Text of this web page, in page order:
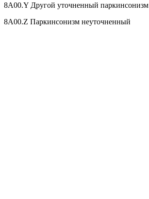
8A00.Y Другой уточненный паркинсонизм
8A00.Z Паркинсонизм неуточненный